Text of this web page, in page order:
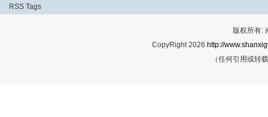
RSS Tags
版权所有:
CopyRight 2026 http://
（任何引用或转